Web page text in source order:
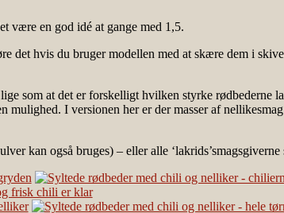
være en god idé at gange med 1,5.
det hvis du bruger modellen med at skære dem i
som at det er forskelligt hvilken styrke rødbederne
I versionen her er der masser af
kan også bruges) – eller alle ‘lakrids’smagsgiverne